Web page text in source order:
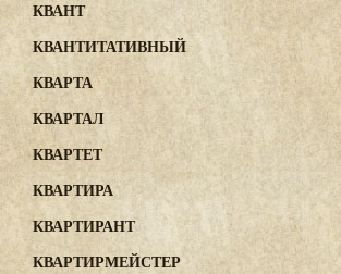
КВАНТ
КВАНТИТАТИВНЫЙ
КВАРТА
КВАРТАЛ
КВАРТЕТ
КВАРТИРА
КВАРТИРАНТ
КВАРТИРМЕЙСТЕР